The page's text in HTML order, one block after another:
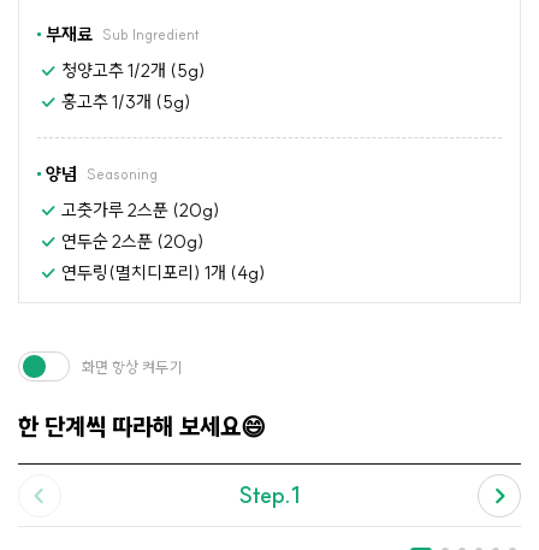
부재료 Sub Ingredient
청양고추 1/2개 (5g)
홍고추 1/3개 (5g)
양념 Seasoning
고춧가루 2스푼 (20g)
연두순 2스푼 (20g)
연두링(멸치디포리) 1개 (4g)
한 단계씩 따라해 보세요😄
화면 항상 켜두기
Step.1